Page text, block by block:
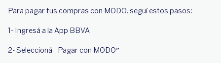
Para pagar tus compras con MODO, seguí estos pasos:
1- Ingresá a la App BBVA
2- Seleccioná ¨Pagar con MODO”